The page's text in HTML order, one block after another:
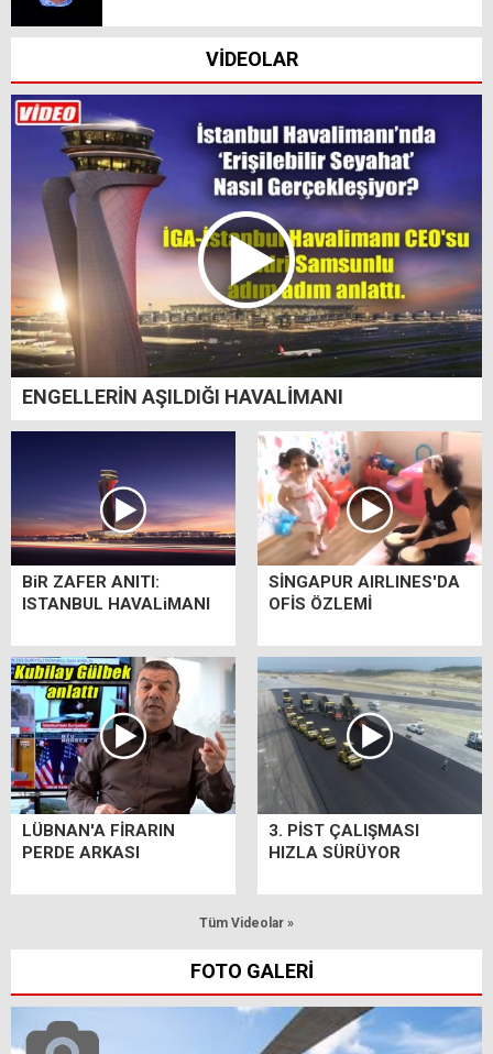
VİDEOLAR
ENGELLERİN AŞILDIĞI HAVALİMANI
BiR ZAFER ANITI:
ISTANBUL HAVALiMANI
SİNGAPUR AIRLINES'DA
OFİS ÖZLEMİ
LÜBNAN'A FİRARIN
PERDE ARKASI
3. PİST ÇALIŞMASI
HIZLA SÜRÜYOR
Tüm Videolar »
FOTO GALERİ